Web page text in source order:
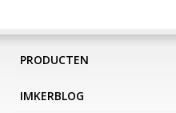
PRODUCTEN
IMKERBLOG